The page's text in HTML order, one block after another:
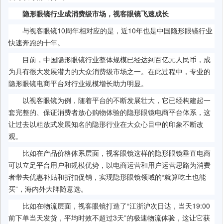
隐形眼镜行业成消费级市场 ， 视客眼镜飞速成长
与视客眼镜10周年相对应的是，近10年也是中国隐形眼镜行业
快速奔跑的十年。
目前，中国隐形眼镜行业整体规模已经达到百亿元人民币，成
为具有很大发展潜力的大众消费级市场之一。在此过程中，专业的
隐形眼镜电商平台对行业规模增长助力明显。
以视客眼镜为例，随着平台的不断发展壮大，它已经构建起一
套完整的、保证消费者放心购物体验的隐形眼镜电商平台体系，这
让过去以粗放式发展知名的隐形行业在大众心目中的印象不断改
观。
比如在产品价格体系层面，视客眼镜这样的隐形眼镜垂直电商
可以立足平台用户和规模优势，以电商运营和用户运营思路为消费
者带去优惠补贴和折扣促销，实现隐形眼镜领域的“就算吃土也能
买”，海内外大牌随意选。
比如在物流层面，视客眼镜打造了“江浙沪次日达，当天19:00
前下单当天发货，平均时效不超过3天”的极速物流体验，这让它获